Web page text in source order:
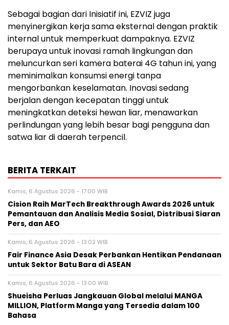
Sebagai bagian dari Inisiatif ini, EZVIZ juga
menyinergikan kerja sama eksternal dengan praktik
internal untuk memperkuat dampaknya. EZVIZ
berupaya untuk inovasi ramah lingkungan dan
meluncurkan seri kamera baterai 4G tahun ini, yang
meminimalkan konsumsi energi tanpa
mengorbankan keselamatan. Inovasi sedang
berjalan dengan kecepatan tinggi untuk
meningkatkan deteksi hewan liar, menawarkan
perlindungan yang lebih besar bagi pengguna dan
satwa liar di daerah terpencil.
BERITA TERKAIT
Kamis, 6 Agustus 2026 - 17:00 WIB
Cision Raih MarTech Breakthrough Awards 2026 untuk
Pemantauan dan Analisis Media Sosial, Distribusi Siaran
Pers, dan AEO
Kamis, 6 Agustus 2026 - 13:02 WIB
Fair Finance Asia Desak Perbankan Hentikan Pendanaan
untuk Sektor Batu Bara di ASEAN
Kamis, 6 Agustus 2026 - 13:00 WIB
Shueisha Perluas Jangkauan Global melalui MANGA
MILLION, Platform Manga yang Tersedia dalam 100
Bahasa